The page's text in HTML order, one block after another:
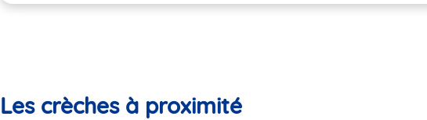
Les crèches à proximité